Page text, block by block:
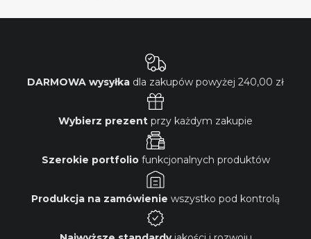
DARMOWA wysyłka dla zakupów powyżej 240,00 zł
Wybierz prezent przy każdym zakupie
Szerokie portfoliofunkcjonalnych produktów
Produkcja na zamówienie wszystko pod kontrolą